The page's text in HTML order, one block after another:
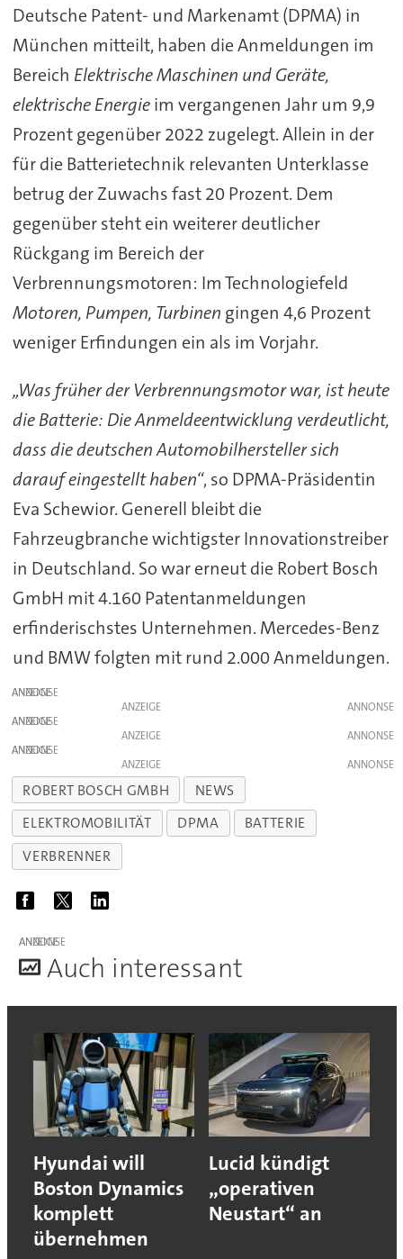
Deutsche Patent- und Markenamt (DPMA) in
München mitteilt, haben die Anmeldungen im
Bereich Elektrische Maschinen und Geräte,
elektrische Energieim vergangenen Jahr um 9,9
Prozent gegenüber 2022 zugelegt. Allein in der
für die Batterietechnik relevanten Unterklasse
betrug der Zuwachs fast 20 Prozent. Dem
gegenüber steht ein weiterer deutlicher
Rückgang im Bereich der
Verbrennungsmotoren: Im Technologiefeld
Motoren, Pumpen, Turbinen gingen 4,6 Prozent
weniger Erfindungen ein als im Vorjahr.
„Was früher der Verbrennungsmotor war, ist heute
die Batterie: Die Anmeldeentwicklung verdeutlicht,
dass die deutschen Automobilhersteller sich
darauf eingestellt haben“, so DPMA-Präsidentin
Eva Schewior. Generell bleibt die
Fahrzeugbranche wichtigster Innovationstreiber
in Deutschland. So war erneut die Robert Bosch
GmbH mit 4.160 Patentanmeldungen
erfinderischstes Unternehmen. Mercedes-Benz
und BMW folgten mit rund 2.000 Anmeldungen.
ANZEIGE
ANZEIGE
ANZEIGE
ANZEIGE
ANZEIGE
ANZEIGE
ROBERT BOSCH GMBH
NEWS
ELEKTROMOBILITÄT
DPMA
BATTERIE
VERBRENNER
ANZEIGE
Auch interessant
Hyundai will
Boston Dynamics
komplett
übernehmen
Lucid kündigt
„operativen
Neustart“ an